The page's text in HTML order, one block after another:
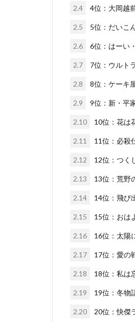
2.4 4位：大岡越
2.5 5位：だいこ
2.6 6位：はーい
2.7 7位：ウルト
2.8 8位：ケーキ
2.9 9位：新・平
2.10 10位：花は
2.11 11位：必殺
2.12 12位：つく
2.13 13位：荒野
2.14 14位：飛び
2.15 15位：おは
2.16 16位：太陽
2.17 17位：愛の
2.18 18位：私は
2.19 19位：冬物
2.20 20位：快傑